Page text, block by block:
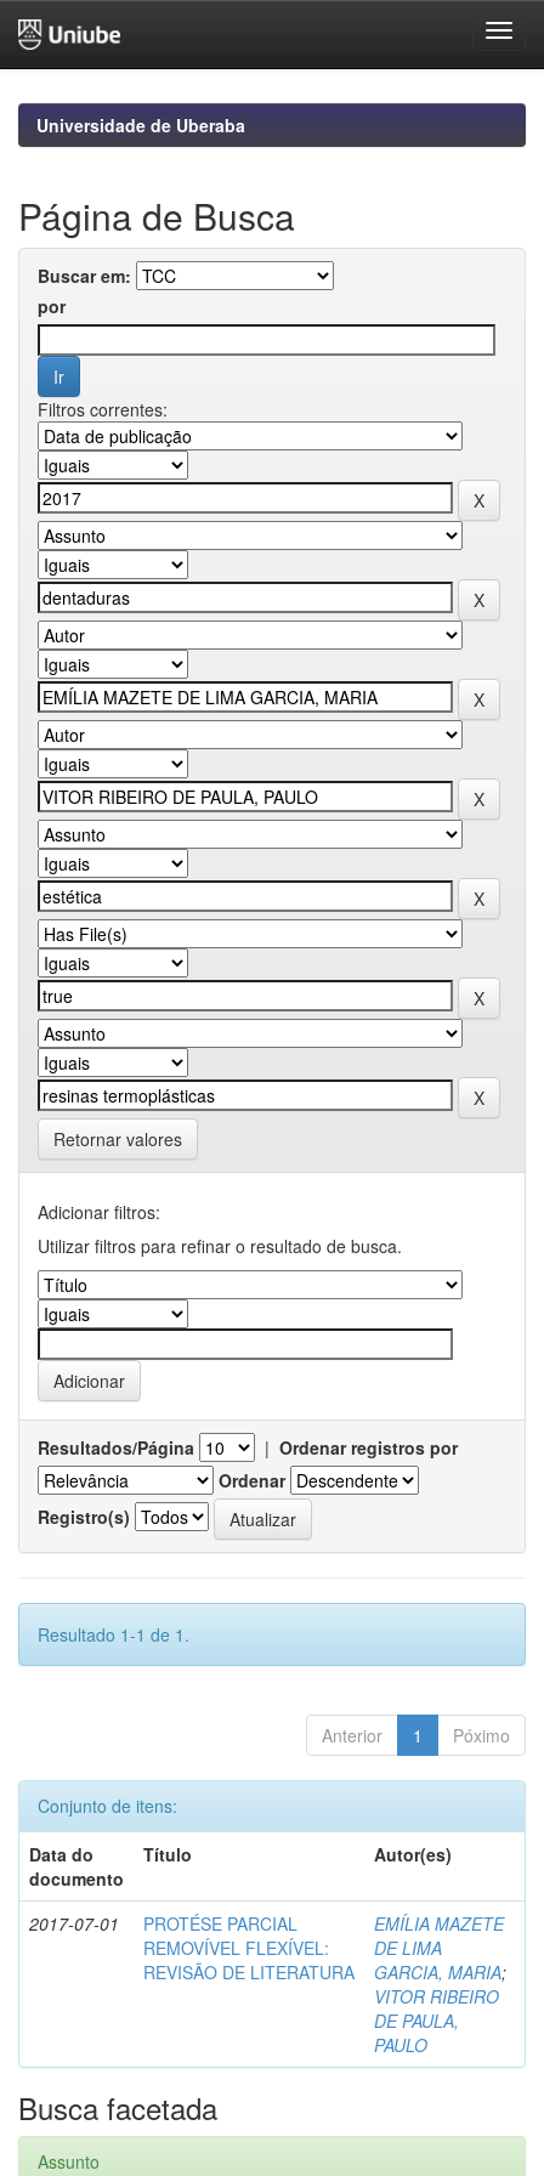
navigationUniversidade de Uberaba
Página de Busca
Buscar em:
por
Filtros correntes:
Retornar valores
Adicionar filtros:
Utilizar filtros para refinar o resultado de busca.
Resultados/Página | Ordenar registros por
Ordenar
Registro(s)
Resultado 1-1 de 1.
Anterior 1 Póximo
Conjunto de itens:
Data do
documento
Título Autor(es)
2017-07-01
PROTÉSE PARCIAL
REMOVÍVEL FLEXÍVEL:
REVISÃO DE LITERATURA
EMÍLIA MAZETE
DE LIMA
GARCIA, MARIA;
VITOR RIBEIRO
DE PAULA,
PAULO
Busca facetada
Assunto